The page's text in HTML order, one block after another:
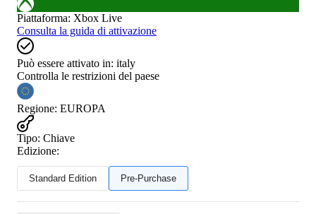
Piattaforma: Xbox Live
Consulta la guida di attivazione
Può essere attivato in: italy
Controlla le restrizioni del paese
Regione: EUROPA
Tipo: Chiave
Edizione:
Standard Edition Pre-Purchase